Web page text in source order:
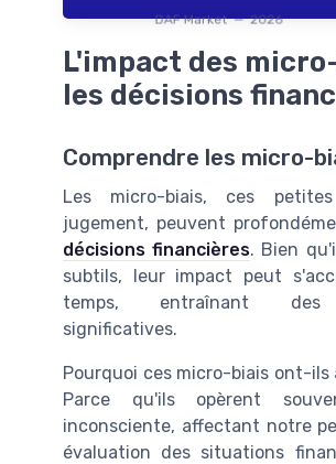
DAF Market — 2026
L'impact des
les décisions
Comprendre les micro-
Les micro-biais, ces
jugement, peuvent
décisions financières. Bien
subtils, leur impact peut
temps, entraînant des
significatives.
Pourquoi ces micro-biais ont-
Parce qu'ils opèrent
inconsciente, affectant notre
évaluation des situations